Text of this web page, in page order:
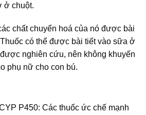
ở chuột.
chất chuyển hoá của nó được bài
có thể được bài tiết vào sữa ở
nghiên cứu, nên không khuyến
phụ nữ cho con bú.
P450: Các thuốc ức chế mạnh